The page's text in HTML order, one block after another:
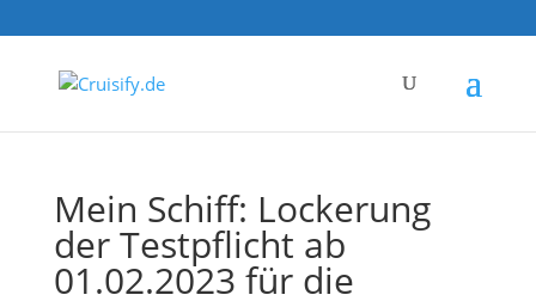
Mein Schiff: Lockerung
der Testpflicht ab
01.02.2023 für die